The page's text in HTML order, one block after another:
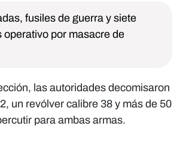
fusiles de guerra y siete
operativo por masacre de
las autoridades decomisaron
un revólver calibre 38 y más de 50
para ambas armas.